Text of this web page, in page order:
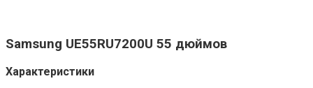
Samsung UE55RU7200U 55 дюймов
Характеристики